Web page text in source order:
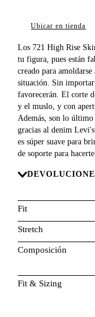
Ubicar en tienda
Los 721 High Rise
tu figura, pues están
creado para
situación. Sin
favorecerán. El corte
y el muslo, y con
Además, son lo
gracias al denim
es súper suave para
de soporte para
Fit
Stretch
Composición
Fit & Sizing
10. baggy